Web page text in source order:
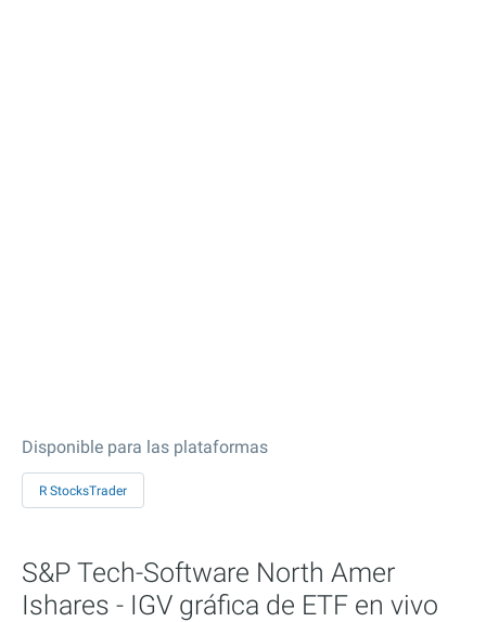
Disponible para las plataformas
R StocksTrader
S&P Tech-Software North Amer
Ishares - IGV gráfica de ETF en vivo